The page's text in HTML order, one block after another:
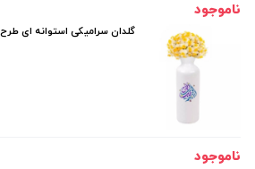
ناموجود
گلدان سرامیکی استوانه ای
ناموجود